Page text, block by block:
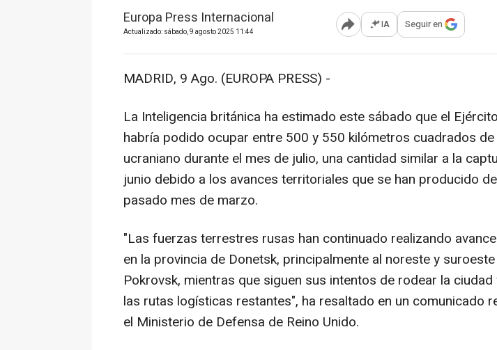
Europa Press Internacional
Actualizado: sábado, 9 agosto 2025 11:44 Abrir opciones para
IA Seguir en
MADRID, 9 Ago. (EUROPA PRESS) -
La Inteligencia británica ha estimado este sábado que el
habría podido ocupar entre 500 y 550 kilómetros cuadrados
ucraniano durante el mes de julio, una cantidad similar a la
junio debido a los avances territoriales que se han producido
pasado mes de marzo.
"Las fuerzas terrestres rusas han continuado realizando
en la provincia de Donetsk, principalmente al noreste y
Pokrovsk, mientras que siguen sus intentos de rodear la
las rutas logísticas restantes", ha resaltado en un comunicado
el Ministerio de Defensa de Reino Unido.